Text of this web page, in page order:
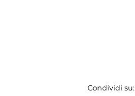
Condividi su: